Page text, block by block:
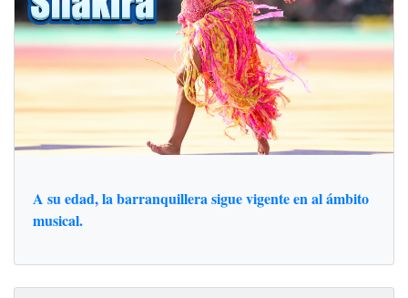
A su edad, la barranquillera sigue vigente en al ámbito
musical.